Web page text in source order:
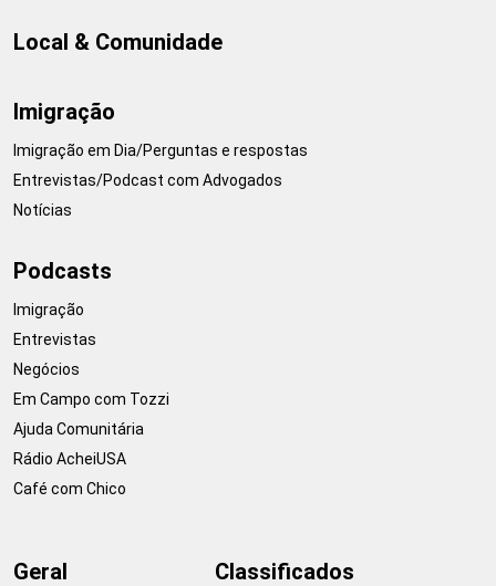
Local & Comunidade
Imigração
Imigração em Dia/Perguntas e respostas
Entrevistas/Podcast com Advogados
Notícias
Podcasts
Imigração
Entrevistas
Negócios
Em Campo com Tozzi
Ajuda Comunitária
Rádio AcheiUSA
Café com Chico
Geral Classificados